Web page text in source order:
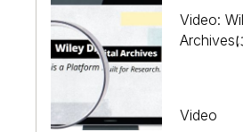
Video:
Archives
Video